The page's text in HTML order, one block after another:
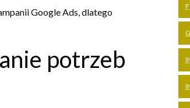
Google Ads, dlatego
potrzeb